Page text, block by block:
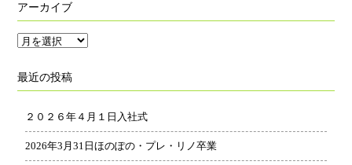
アーカイブ
ア
カ
最近の投稿
２０２６年４月１日入社式
2026年3月31日ほのぽの・プレ・リノ卒業